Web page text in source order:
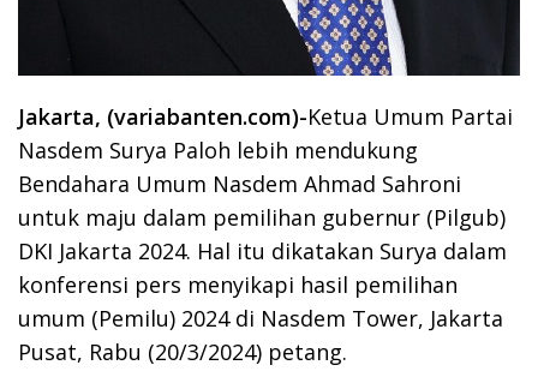
Jakarta, (variabanten.com)-Ketua Umum Partai
Nasdem Surya Paloh lebih mendukung
Bendahara Umum Nasdem Ahmad Sahroni
untuk maju dalam pemilihan gubernur (Pilgub)
DKI Jakarta 2024. Hal itu dikatakan Surya dalam
konferensi pers menyikapi hasil pemilihan
umum (Pemilu) 2024 di Nasdem Tower, Jakarta
Pusat, Rabu (20/3/2024) petang.